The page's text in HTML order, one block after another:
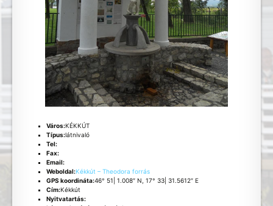
Város:KÉKKÚT
Típus:látnivaló
Tel:
Fax:
Email:
Weboldal:Kékkút – Theodora forrás
GPS koordináta:46° 51| 1.008″ N, 17° 33| 31.5612″ E
Cím:Kékkút
Nyitvatartás: